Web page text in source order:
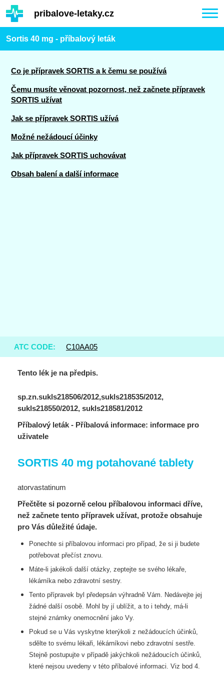
Hauptinhalt
pribalove-letaky.cz
Sortis 40 mg - příbalový leták
Co je přípravek SORTIS a k čemu se používá
Čemu musíte věnovat pozornost, než začnete přípravek
SORTIS užívat
Jak se přípravek SORTIS užívá
Možné nežádoucí účinky
Jak přípravek SORTIS uchovávat
Obsah balení a další informace
ATC CODE: C10AA05
Tento lék je na předpis.
sp.zn.sukls218506/2012,sukls218535/2012,
sukls218550/2012, sukls218581/2012
Příbalový leták - Příbalová informace: informace pro
uživatele
SORTIS 40 mg potahované tablety
atorvastatinum
Přečtěte si pozorně celou příbalovou informaci dříve,
než začnete tento přípravek užívat, protože obsahuje
pro Vás důležité údaje.
Ponechte si příbalovou informaci pro případ, že si ji budete
potřebovat přečíst znovu.
Máte-li jakékoli další otázky, zeptejte se svého lékaře,
lékárníka nebo zdravotní sestry.
Tento přípravek byl předepsán výhradně Vám. Nedávejte jej
žádné další osobě. Mohl by jí ublížit, a to i tehdy, má-li
stejné známky onemocnění jako Vy.
Pokud se u Vás vyskytne kterýkoli z nežádoucích účinků,
sdělte to svému lékaři, lékárníkovi nebo zdravotní sestře.
Stejně postupujte v případě jakýchkoli nežádoucích účinků,
které nejsou uvedeny v této příbalové informaci. Viz bod 4.